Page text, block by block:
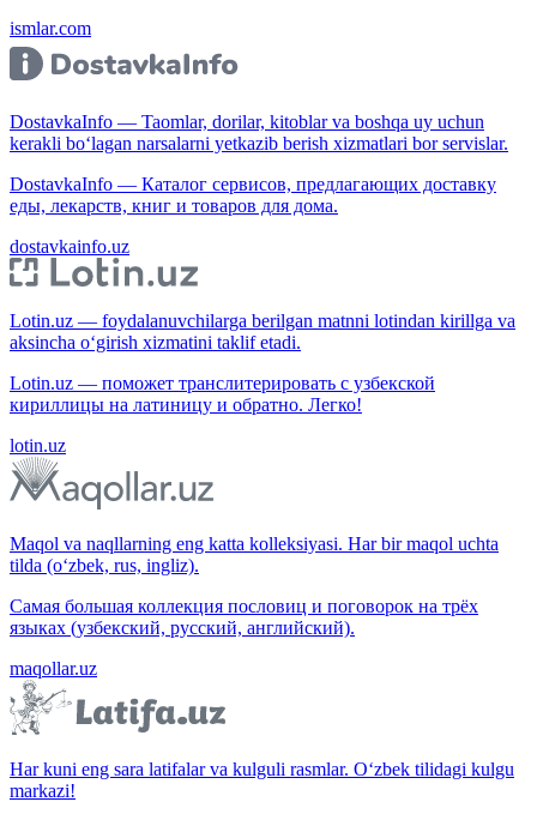
ismlar.com
DostavkaInfo — Taomlar, dorilar, kitoblar va boshqa uy uchun
kerakli bo‘lagan narsalarni yetkazib berish xizmatlari bor servislar.
DostavkaInfo — Каталог сервисов, предлагающих доставку
еды, лекарств, книг и товаров для дома.
dostavkainfo.uz
Lotin.uz — foydalanuvchilarga berilgan matnni lotindan kirillga va
aksincha o‘girish xizmatini taklif etadi.
Lotin.uz — поможет транслитерировать с узбекской
кириллицы на латиницу и обратно. Легко!
lotin.uz
Maqol va naqllarning eng katta kolleksiyasi. Har bir maqol uchta
tilda (o‘zbek, rus, ingliz).
Самая большая коллекция пословиц и поговорок на трёх
языках (узбекский, русский, английский).
maqollar.uz
Har kuni eng sara latifalar va kulguli rasmlar. O‘zbek tilidagi kulgu
markazi!